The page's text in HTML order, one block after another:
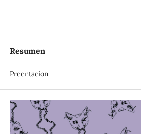
Resumen
Preentacion